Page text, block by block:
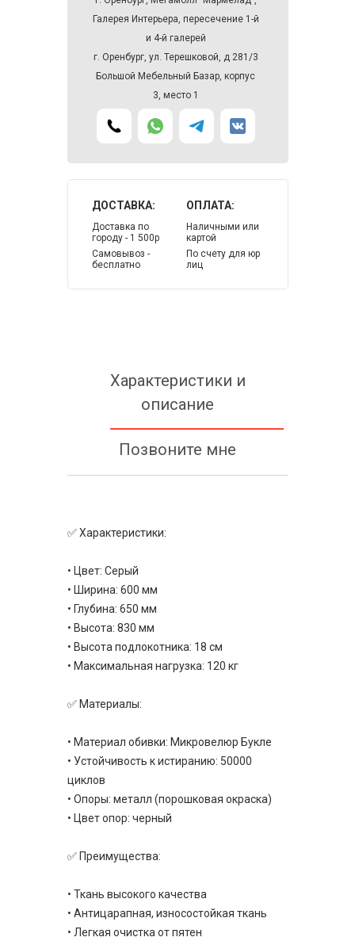
Галерея Интерьера, пересечение 1-й
и 4-й галерей
г. Оренбург, ул. Терешковой, д 281/3
Большой Мебельный Базар, корпус
3, место 1
ДОСТАВКА:
Доставка по
городу - 1 500р
Самовывоз -
бесплатно
ОПЛАТА:
Наличными или
картой
По счету для юр
лиц
Характеристики и
описание
Позвоните мне
✅ Характеристики:
• Цвет: Серый
• Ширина: 600 мм
• Глубина: 650 мм
• Высота: 830 мм
• Высота подлокотника: 18 см
• Максимальная нагрузка: 120 кг
✅ Материалы:
• Материал обивки: Микровелюр Букле
• Устойчивость к истиранию: 50000
циклов
• Опоры: металл (порошковая окраска)
• Цвет опор: черный
✅ Преимущества:
• Ткань высокого качества
• Антицарапная, износостойкая ткань
• Легкая очистка от пятен